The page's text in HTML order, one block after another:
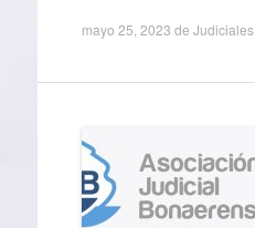
mayo 25, 2023 de Judiciales.